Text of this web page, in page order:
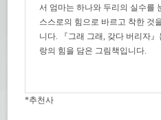
서 엄마는 하나와 두리의 실수를
스스로의 힘으로 바르고 착한 것
니다. 『그래 그래, 갖다 버리자
랑의 힘을 담은 그림책입니다.
*추천사